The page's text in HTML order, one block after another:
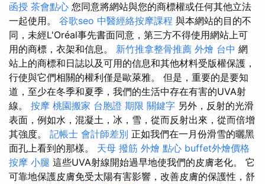
函授 茶會點心 您同意將網站與您的商標權或任何其他立法
一起使用。 谷歌seo 中醫經絡按摩課程 與本網站的目的不
同，未經L'Oréal事先書面同意，第三方不得使用網站上可
用的商標，衣架和信息。 新竹推拿整骨推薦 外燴 台中 網
站上的商標和日誌以及可用的信息和其他材料受版權保護，
行使與它們相關的權利僅是歐萊雅。 但是，重要的是要知
道，至少在冬季和夏季，我們的生活中存在有害的UVA射
線。 按摩 桃園搬家 台胞證 期限 關鍵字 另外，反射的光滑
表面，例如水，混凝土，冰，雪，從而反射出來，從而倍增
其強度。 記帳士 會計師差別 正如我們在一月份滑雪的曬黑
面孔上看到的那樣。 天母 撥筋 外燴 點心 buffet外燴價格
按摩 小腿 這些UVA射線開始過早地使我們的皮膚老化。 它
可靠地保護皮膚免受太陽有害影響，改善皮膚的保護性，舒